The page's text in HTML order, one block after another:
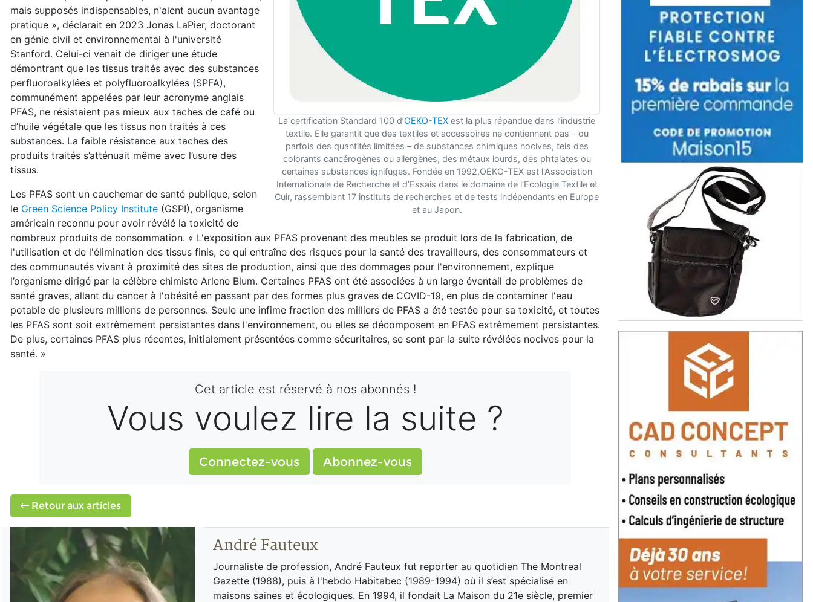
La certification Standard 100 d’OEKO-TEX est la plus répandue dans l’industrie
textile. Elle garantit que des textiles et accessoires ne contiennent pas - ou
parfois des quantités limitées – de substances chimiques nocives, tels des
colorants cancérogènes ou allergènes, des métaux lourds, des phtalates ou
certaines substances ignifuges. Fondée en 1992,OEKO-TEX est l'Association
Internationale de Recherche et d’Essais dans le domaine de l’Ecologie Textile et
Cuir, rassemblant 17 instituts de recherches et de tests indépendants en Europe
et au Japon.
mais supposés indispensables, n'aient aucun avantage
pratique », déclarait en 2023 Jonas LaPier, doctorant
en génie civil et environnemental à l'université
Stanford. Celui-ci venait de diriger une étude
démontrant que les tissus traités avec des substances
perfluoroalkylées et polyfluoroalkylées (SPFA),
communément appelées par leur acronyme anglais
PFAS, ne résistaient pas mieux aux taches de café ou
d’huile végétale que les tissus non traités à ces
substances. La faible résistance aux taches des
produits traités s’atténuait même avec l’usure des
tissus.
Les PFAS sont un cauchemar de santé publique, selon
le Green Science Policy Institute (GSPI), organisme
américain reconnu pour avoir révélé la toxicité de
nombreux produits de consommation. « L'exposition aux PFAS provenant des meubles se produit lors de la fabrication, de
l'utilisation et de l'élimination des tissus finis, ce qui entraîne des risques pour la santé des travailleurs, des consommateurs et
des communautés vivant à proximité des sites de production, ainsi que des dommages pour l'environnement, explique
l’organisme dirigé par la célèbre chimiste Arlene Blum. Certaines PFAS ont été associées à un large éventail de problèmes de
santé graves, allant du cancer à l'obésité en passant par des formes plus graves de COVID-19, en plus de contaminer l'eau
potable de plusieurs millions de personnes. Seule une infime fraction des milliers de PFAS a été testée pour sa toxicité, et toutes
les PFAS sont soit extrêmement persistantes dans l'environnement, ou elles se décomposent en PFAS extrêmement persistantes.
De plus, certaines PFAS plus récentes, initialement présentées comme sécuritaires, se sont par la suite révélées nocives pour la
santé. »
Cet article est réservé à nos abonnés !
Vous voulez lire la suite ?
Connectez-vous Abonnez-vous
Retour aux articles
André Fauteux
Journaliste de profession, André Fauteux fut reporter au quotidien The Montreal
Gazette (1988), puis à l'hebdo Habitabec (1989-1994) où il s’est spécialisé en
maisons saines et écologiques. En 1994, il fondait La Maison du 21e siècle, premier